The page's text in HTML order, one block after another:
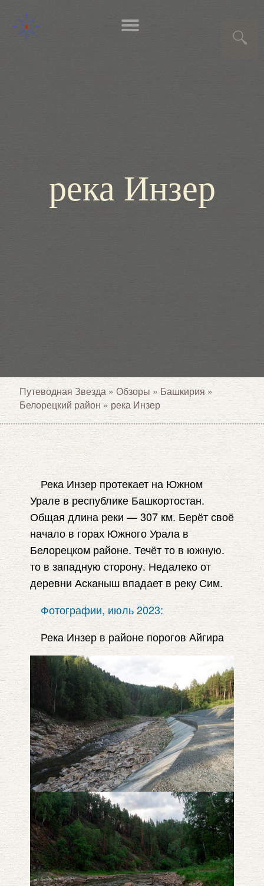
река Инзер
Путеводная Звезда » Обзоры » Башкирия »
Белорецкий район » река Инзер
Река Инзер протекает на Южном
Урале в республике Башкортостан.
Общая длина реки — 307 км. Берёт своё
начало в горах Южного Урала в
Белорецком районе. Течёт то в южную.
то в западную сторону. Недалеко от
деревни Асканыш впадает в реку Сим.
Фотографии, июль 2023:
Река Инзер в районе порогов Айгира